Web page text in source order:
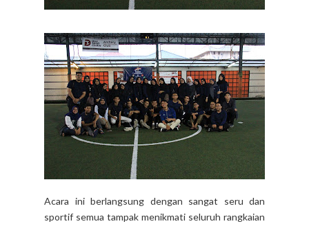
Acara ini berlangsung dengan sangat seru dan
sportif semua tampak menikmati seluruh rangkaian